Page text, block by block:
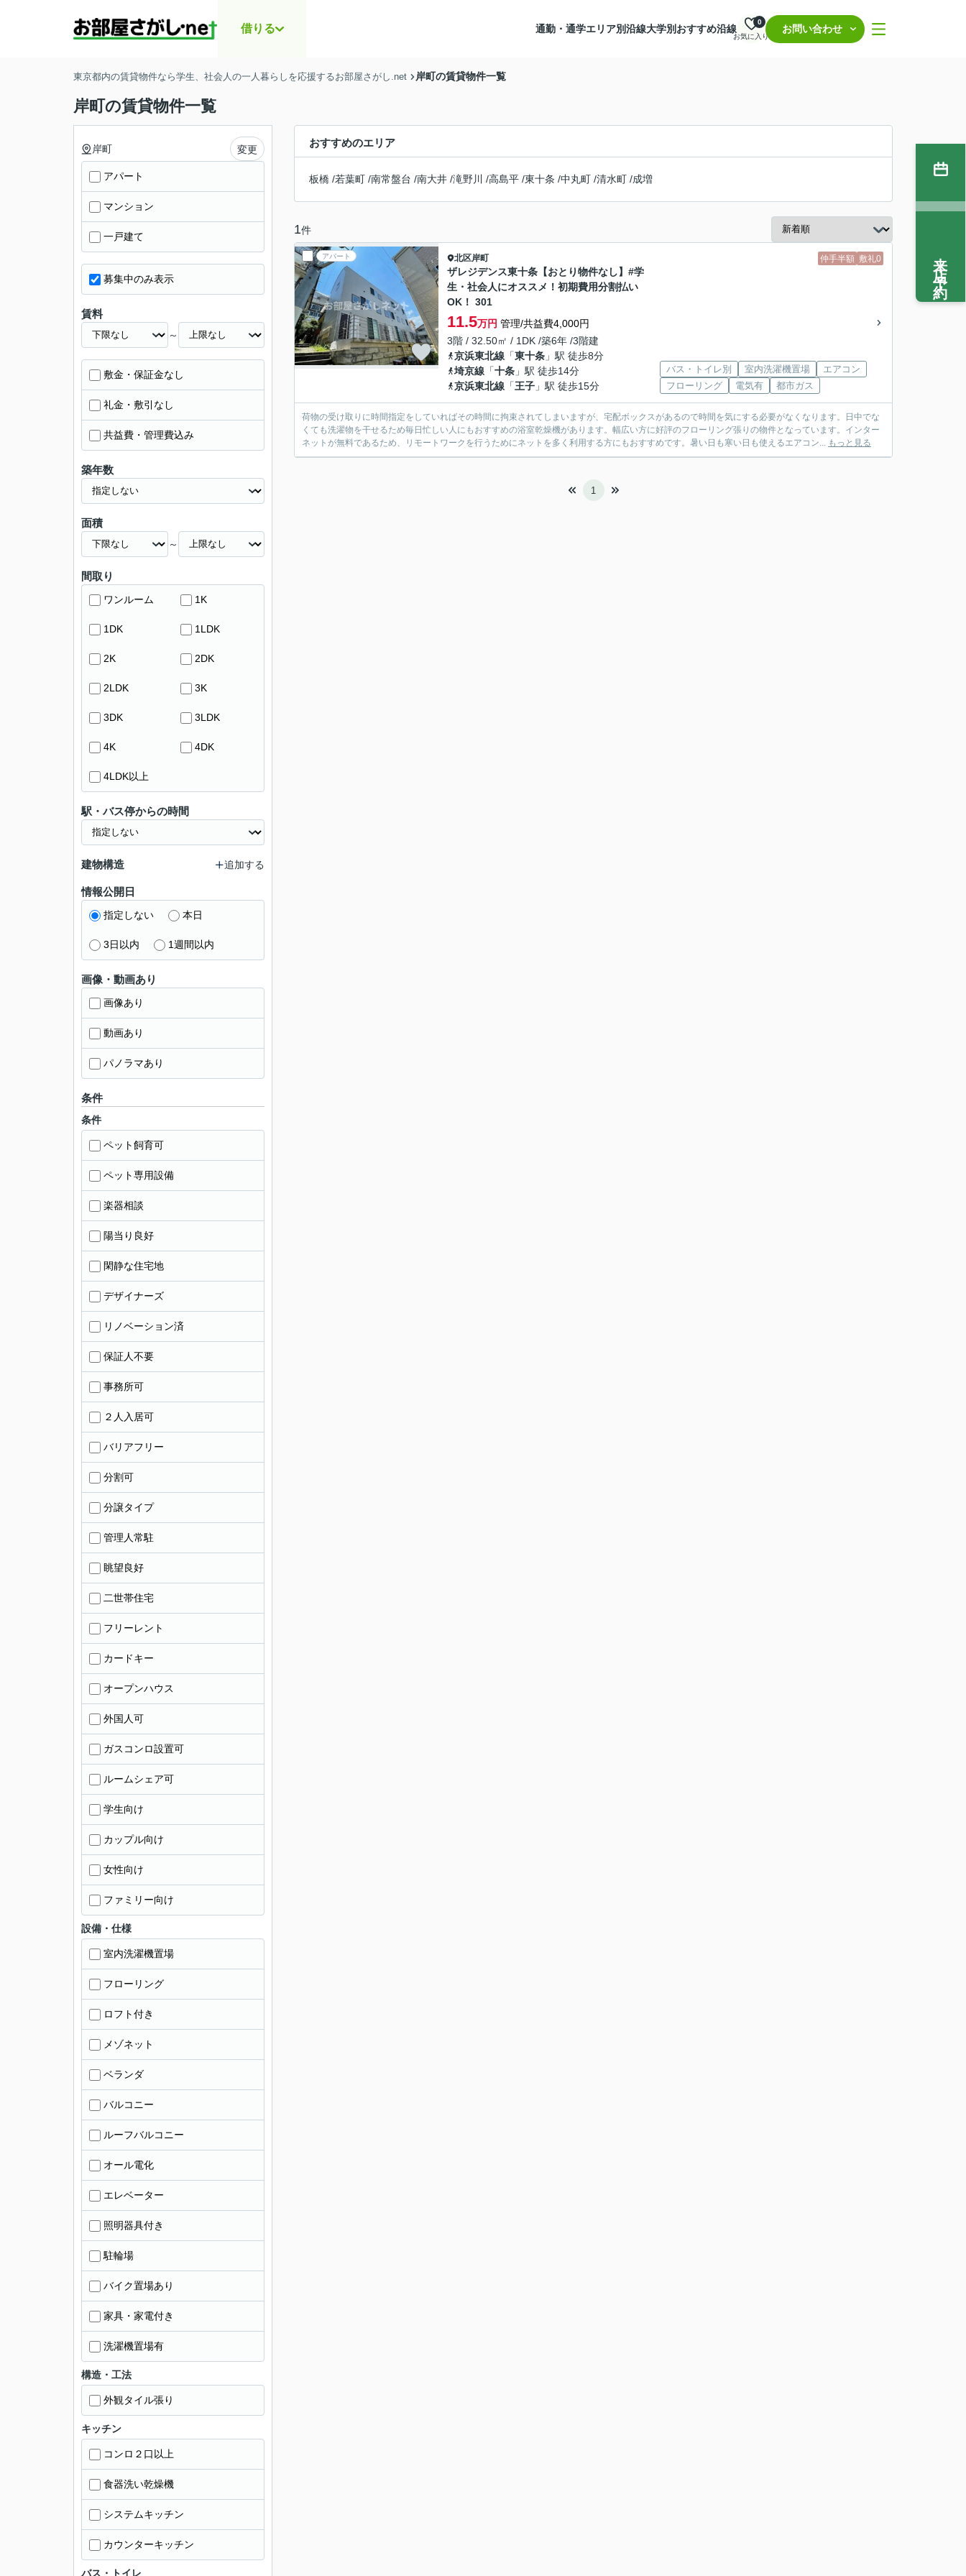
借りる 通勤・通学エリア別沿線大学別おすすめ沿線
お気に入り
0
お問い合わせ
東京都内の賃貸物件なら学生、社会人の一人暮らしを応援するお部屋さがし.net 岸町の賃貸物件一覧
岸町の賃貸物件一覧
おすすめのエリア
板橋 /若葉町 /南常盤台 /南大井 /滝野川 /高島平 /東十条 /中丸町 /清水町 /成増
1件
アパート 仲手半額 敷礼0
北区岸町
ザレジデンス東十条【おとり物件なし】#学
生・社会人にオススメ！初期費用分割払い
OK！ 301
11.5万円 管理/共益費4,000円
3階 / 32.50㎡ / 1DK /築6年 /3階建
京浜東北線 「東十条 」駅 徒歩8分
埼京線 「十条 」駅 徒歩14分
京浜東北線 「王子 」駅 徒歩15分
バス・トイレ別 室内洗濯機置場
エアコン
フローリング
電気有 都市ガス
荷物の受け取りに時間指定をしていればその時間に拘束されてしまいますが、宅配ボックスがあるので時間を気にする必要がなくなります。日中でな
くても洗濯物を干せるため毎日忙しい人にもおすすめの浴室乾燥機があります。幅広い方に好評のフローリング張りの物件となっています。インター
ネットが無料であるため、リモートワークを行うためにネットを多く利用する方にもおすすめです。暑い日も寒い日も使えるエアコン... もっと見る
1
岸町 変更
アパート
マンション
一戸建て
募集中のみ表示
賃料
～
敷金・保証金なし
礼金・敷引なし
共益費・管理費込み
築年数
面積
～
間取り
ワンルーム 1K
1DK 1LDK
2K 2DK
2LDK 3K
3DK 3LDK
4K 4DK
4LDK以上
駅・バス停からの時間
建物構造 追加する
情報公開日
指定しない 本日
3日以内 1週間以内
画像・動画あり
画像あり
動画あり
パノラマあり
条件
条件
ペット飼育可
ペット専用設備
楽器相談
陽当り良好
閑静な住宅地
デザイナーズ
リノベーション済
保証人不要
事務所可
２人入居可
バリアフリー
分割可
分譲タイプ
管理人常駐
眺望良好
二世帯住宅
フリーレント
カードキー
オープンハウス
外国人可
ガスコンロ設置可
ルームシェア可
学生向け
カップル向け
女性向け
ファミリー向け
設備・仕様
室内洗濯機置場
フローリング
ロフト付き
メゾネット
ベランダ
バルコニー
ルーフバルコニー
オール電化
エレベーター
照明器具付き
駐輪場
バイク置場あり
家具・家電付き
洗濯機置場有
構造・工法
外観タイル張り
キッチン
コンロ２口以上
食器洗い乾燥機
システムキッチン
カウンターキッチン
バス・トイレ
来店予約